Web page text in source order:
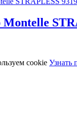
cookie Узнать